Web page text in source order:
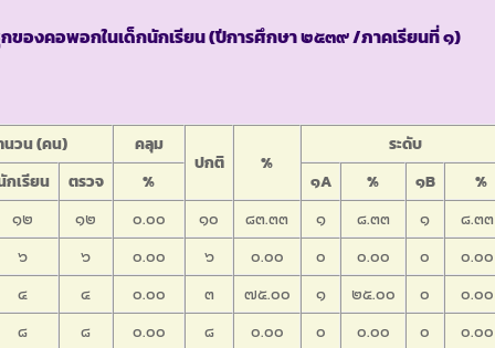
ของคอพอกในเด็กนักเรียน (ปีการศึกษา ๒๕๓๙ /ภาคเรียนที่ ๑)
นวน (คน) คลุม
ปกติ %
ระดับ
กเรียน
ตรวจ % ๑A % ๑B
%
๑๒
๑๒ ๐.๐๐ ๑๐ ๘๓.๓๓ ๑ ๘.๓๓ ๑
๘.๓๓
๖
๖ ๐.๐๐ ๖ ๐.๐๐ ๐ ๐.๐๐ ๐
๐.๐๐
๔
๔ ๐.๐๐ ๓ ๗๕.๐๐ ๑ ๒๕.๐๐ ๐
๐.๐๐
๘
๘ ๐.๐๐ ๘ ๐.๐๐ ๐ ๐.๐๐ ๐
๐.๐๐